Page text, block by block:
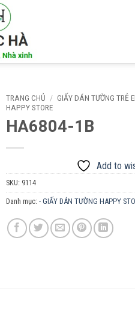
TRANG CHỦ / GIẤY DÁN TƯỜNG TRẺ
HAPPY STORE
HA6804-1B
Add to
SKU: 9114
Danh mục: - GIẤY DÁN TƯỜNG HAPPY